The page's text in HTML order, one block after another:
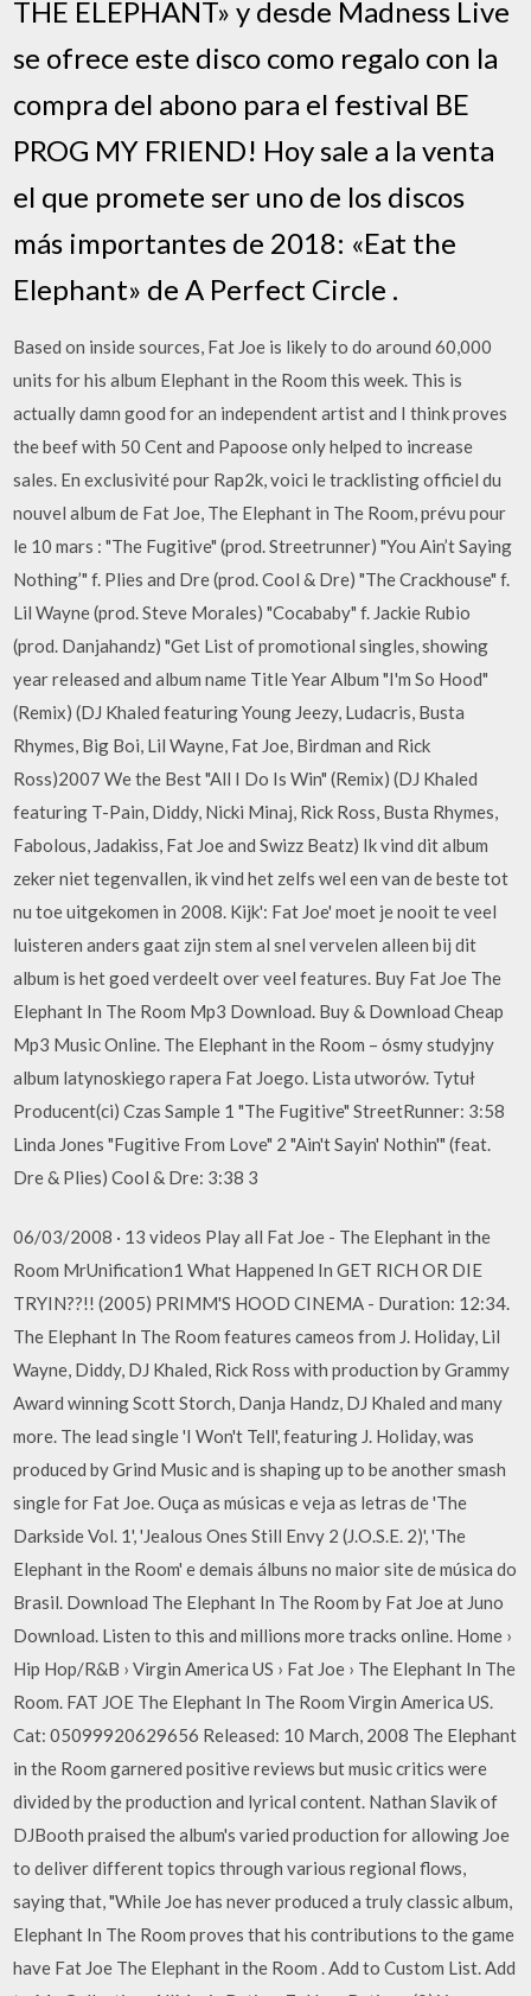
THE ELEPHANT» y desde Madness Live
se ofrece este disco como regalo con la
compra del abono para el festival BE
PROG MY FRIEND! Hoy sale a la venta
el que promete ser uno de los discos
más importantes de 2018: «Eat the
Elephant» de A Perfect Circle .
Based on inside sources, Fat Joe is likely to do around 60,000
units for his album Elephant in the Room this week. This is
actually damn good for an independent artist and I think proves
the beef with 50 Cent and Papoose only helped to increase
sales. En exclusivité pour Rap2k, voici le tracklisting officiel du
nouvel album de Fat Joe, The Elephant in The Room, prévu pour
le 10 mars : "The Fugitive" (prod. Streetrunner) "You Ain’t Saying
Nothing’" f. Plies and Dre (prod. Cool & Dre) "The Crackhouse" f.
Lil Wayne (prod. Steve Morales) "Cocababy" f. Jackie Rubio
(prod. Danjahandz) "Get List of promotional singles, showing
year released and album name Title Year Album "I'm So Hood"
(Remix) (DJ Khaled featuring Young Jeezy, Ludacris, Busta
Rhymes, Big Boi, Lil Wayne, Fat Joe, Birdman and Rick
Ross)2007 We the Best "All I Do Is Win" (Remix) (DJ Khaled
featuring T-Pain, Diddy, Nicki Minaj, Rick Ross, Busta Rhymes,
Fabolous, Jadakiss, Fat Joe and Swizz Beatz) Ik vind dit album
zeker niet tegenvallen, ik vind het zelfs wel een van de beste tot
nu toe uitgekomen in 2008. Kijk': Fat Joe' moet je nooit te veel
luisteren anders gaat zijn stem al snel vervelen alleen bij dit
album is het goed verdeelt over veel features. Buy Fat Joe The
Elephant In The Room Mp3 Download. Buy & Download Cheap
Mp3 Music Online. The Elephant in the Room – ósmy studyjny
album latynoskiego rapera Fat Joego. Lista utworów. Tytuł
Producent(ci) Czas Sample 1 "The Fugitive" StreetRunner: 3:58
Linda Jones "Fugitive From Love" 2 "Ain't Sayin' Nothin'" (feat.
Dre & Plies) Cool & Dre: 3:38 3
06/03/2008 · 13 videos Play all Fat Joe - The Elephant in the
Room MrUnification1 What Happened In GET RICH OR DIE
TRYIN??!! (2005) PRIMM'S HOOD CINEMA - Duration: 12:34.
The Elephant In The Room features cameos from J. Holiday, Lil
Wayne, Diddy, DJ Khaled, Rick Ross with production by Grammy
Award winning Scott Storch, Danja Handz, DJ Khaled and many
more. The lead single 'I Won't Tell', featuring J. Holiday, was
produced by Grind Music and is shaping up to be another smash
single for Fat Joe. Ouça as músicas e veja as letras de 'The
Darkside Vol. 1', 'Jealous Ones Still Envy 2 (J.O.S.E. 2)', 'The
Elephant in the Room' e demais álbuns no maior site de música do
Brasil. Download The Elephant In The Room by Fat Joe at Juno
Download. Listen to this and millions more tracks online. Home ›
Hip Hop/R&B › Virgin America US › Fat Joe › The Elephant In The
Room. FAT JOE The Elephant In The Room Virgin America US.
Cat: 05099920629656 Released: 10 March, 2008 The Elephant
in the Room garnered positive reviews but music critics were
divided by the production and lyrical content. Nathan Slavik of
DJBooth praised the album's varied production for allowing Joe
to deliver different topics through various regional flows,
saying that, "While Joe has never produced a truly classic album,
Elephant In The Room proves that his contributions to the game
have Fat Joe The Elephant in the Room . Add to Custom List. Add